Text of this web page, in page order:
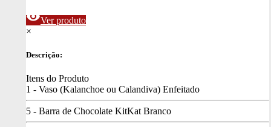
visibilityVer produto
×
Descrição:
Itens do Produto
1 - Vaso (Kalanchoe ou Calandiva) Enfeitado
5 - Barra de Chocolate KitKat Branco